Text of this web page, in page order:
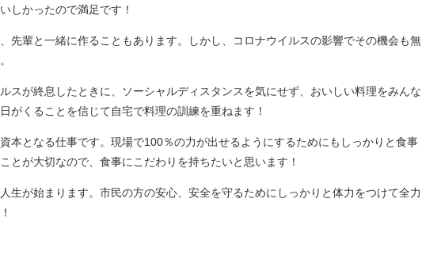
しかったので満足です！
先輩と一緒に作ることもあります。しかし、コロナウイルスの影響でその機会も無
スが終息したときに、ソーシャルディスタンスを気にせず、おいしい料理をみんな
がくることを信じて自宅で料理の訓練を重ねます！
本となる仕事です。現場で100％の力が出せるようにするためにもしっかりと食事
とが大切なので、食事にこだわりを持ちたいと思います！
生が始まります。市民の方の安心、安全を守るためにしっかりと体力をつけて全力